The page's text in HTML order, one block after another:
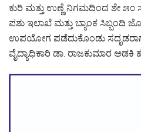
ಕುರಿ ಮತ್ತು ಉಣ್ಣೆ ನಿಗಮದಿಂದ ಶೇ ೫೦
ಪಶು ಇಲಾಖೆ ಮತ್ತು ಬ್ಯಾಂಕ ಸಿಬ್ಬಂದಿ
ಉಪಯೋಗ ಪಡೆದುಕೊಂಡು
ವೈದ್ಯಾಧಿಕಾರಿ ಡಾ. ರಾಜಕುಮಾರ ಅಡಕಿ